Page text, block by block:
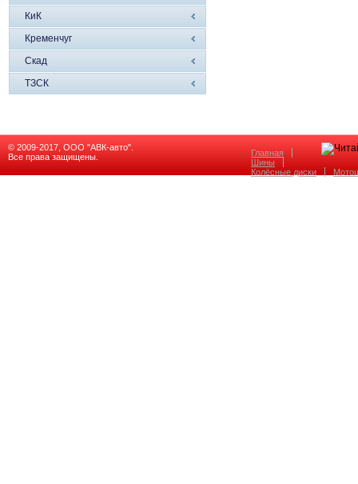
КиК
Кременчуг
Скад
ТЗСК
© 2009-2017, ООО "АВК-авто".
Все права защищены.
Главная
Шины
Колёсные диски